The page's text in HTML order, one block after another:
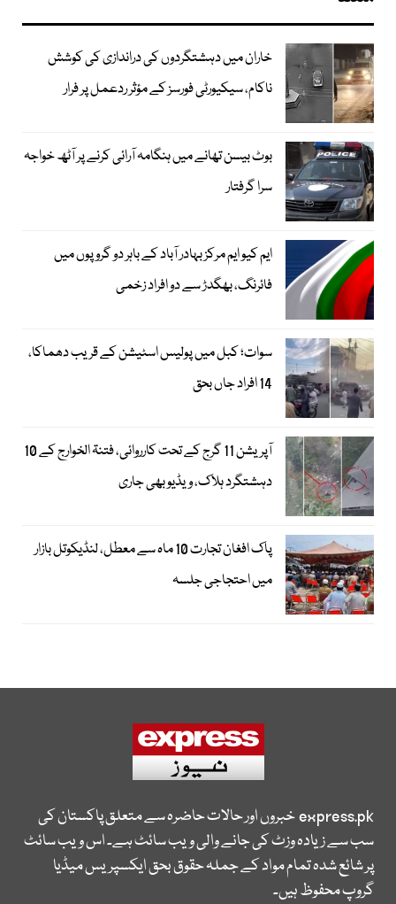
خاران میں دہشتگردوں کی دراندازی کی کوشش
ناکام، سیکیورٹی فورسز کے مؤثر ردعمل پر فرار
بوٹ بیسن تھانے میں ہنگامہ آرائی کرنے پر آٹھ خواجہ
سرا گرفتار
ایم کیو ایم مرکز بہادر آباد کے باہر دو گروپوں میں
فائرنگ، بھگدڑ سے دو افراد زخمی
سوات؛ کبل میں پولیس اسٹیشن کے قریب دھماکا،
14 افراد جاں بحق
آپریشن 11 گرج کے تحت کارروائی، فتنۃ الخوارج کے 10
دہشتگرد ہلاک، ویڈیو بھی جاری
پاک افغان تجارت 10 ماہ سے معطل، لنڈیکوتل بازار
میں احتجاجی جلسہ
express.pkخبروں اور حالات حاضرہ سے متعلق پاکستان کی
سب سے زیادہ وزٹ کی جانے والی ویب سائٹ ہے۔ اس ویب سائٹ
پر شائع شدہ تمام مواد کے جملہ حقوق بحق ایکسپریس میڈیا
گروپ محفوظ ہیں۔